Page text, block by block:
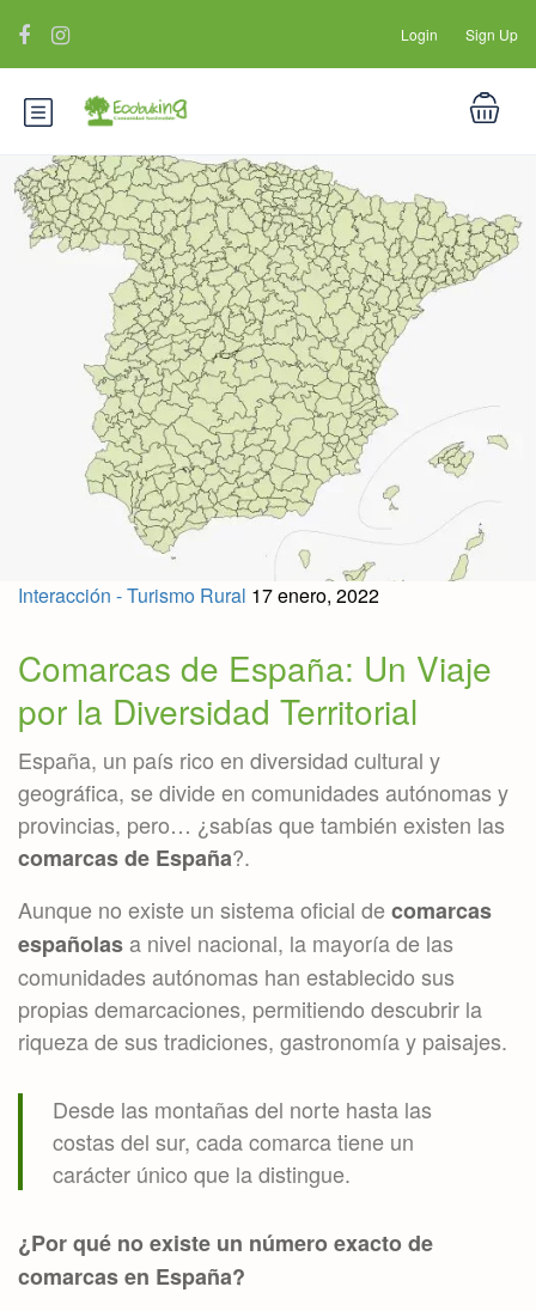
Login Sign Up
Interacción - Turismo Rural 17 enero, 2022
Comarcas de España: Un Viaje
por la Diversidad Territorial
España, un país rico en diversidad cultural y
geográfica, se divide en comunidades autónomas y
provincias, pero… ¿sabías que también existen las
comarcas de España?.
Aunque no existe un sistema oficial decomarcas
españolasa nivel nacional, la mayoría de las
comunidades autónomas han establecido sus
propias demarcaciones, permitiendo descubrir la
riqueza de sus tradiciones, gastronomía y paisajes.
Desde las montañas del norte hasta las
costas del sur, cada comarca tiene un
carácter único que la distingue.
¿Por qué no existe un número exacto de
comarcas en España?